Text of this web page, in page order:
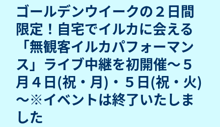
ゴールデンウイークの２日間
限定！自宅でイルカに会える
「無観客イルカパフォーマン
ス」ライブ中継を初開催～５
月４日(祝・月)・５日(祝・火)
～※イベントは終了いたしま
した